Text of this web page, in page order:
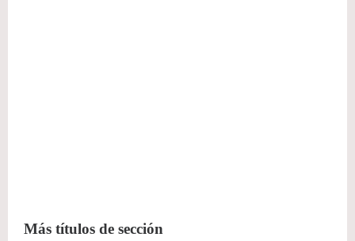
Más títulos de sección